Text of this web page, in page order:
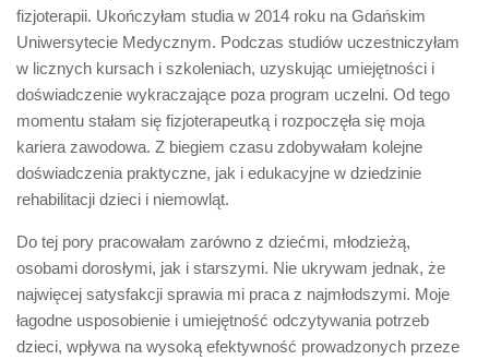
fizjoterapii. Ukończyłam studia w 2014 roku na Gdańskim
Uniwersytecie Medycznym. Podczas studiów uczestniczyłam
w licznych kursach i szkoleniach, uzyskując umiejętności i
doświadczenie wykraczające poza program uczelni. Od tego
momentu stałam się fizjoterapeutką i rozpoczęła się moja
kariera zawodowa. Z biegiem czasu zdobywałam kolejne
doświadczenia praktyczne, jak i edukacyjne w dziedzinie
rehabilitacji dzieci i niemowląt.
Do tej pory pracowałam zarówno z dziećmi, młodzieżą,
osobami dorosłymi, jak i starszymi. Nie ukrywam jednak, że
najwięcej satysfakcji sprawia mi praca z najmłodszymi. Moje
łagodne usposobienie i umiejętność odczytywania potrzeb
dzieci, wpływa na wysoką efektywność prowadzonych przeze